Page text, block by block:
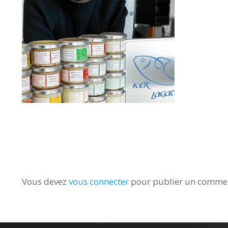
Vous devez vous connecterpour publier un